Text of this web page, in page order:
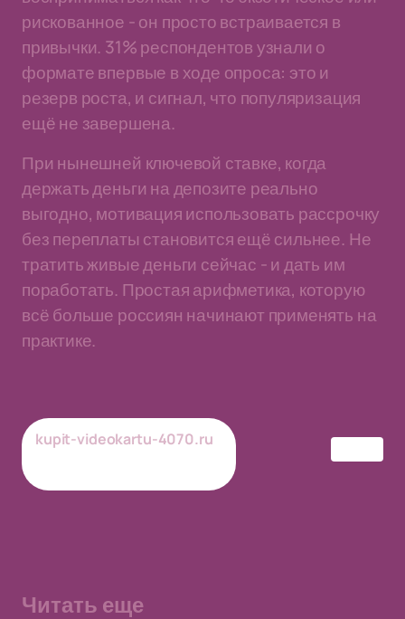
рискованное - он просто встраивается в
привычки. 31% респондентов узнали о
формате впервые в ходе опроса: это и
резерв роста, и сигнал, что популяризация
ещё не завершена.
При нынешней ключевой ставке, когда
держать деньги на депозите реально
выгодно, мотивация использовать рассрочку
без переплаты становится ещё сильнее. Не
тратить живые деньги сейчас - и дать им
поработать. Простая арифметика, которую
всё больше россиян начинают применять на
практике.
kupit-videokartu-4070.ru
Читать еще